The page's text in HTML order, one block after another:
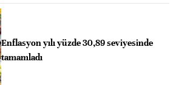
Enflasyon yılı yüzde 30,89 seviyesinde
tamamladı